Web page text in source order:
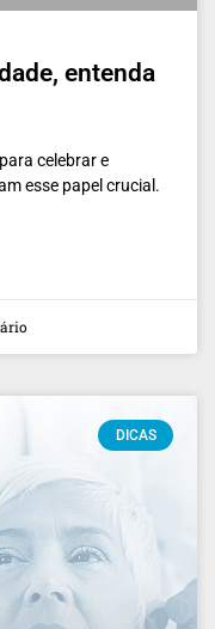
entenda
celebrar e
esse papel crucial.
DICAS